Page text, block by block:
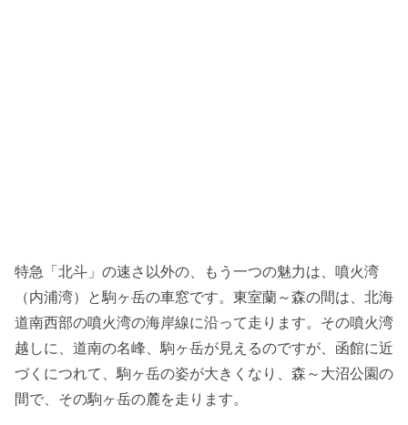
特急「北斗」の速さ以外の、もう一つの魅力は、噴火湾
（内浦湾）と駒ヶ岳の車窓です。東室蘭～森の間は、北海
道南西部の噴火湾の海岸線に沿って走ります。その噴火湾
越しに、道南の名峰、駒ヶ岳が見えるのですが、函館に近
づくにつれて、駒ヶ岳の姿が大きくなり、森～大沼公園の
間で、その駒ヶ岳の麓を走ります。